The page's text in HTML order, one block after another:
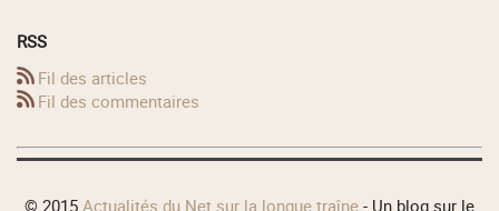
RSS
Fil des articles
Fil des commentaires
© 2015 Actualités du Net sur la longue traîne - Un blog sur le